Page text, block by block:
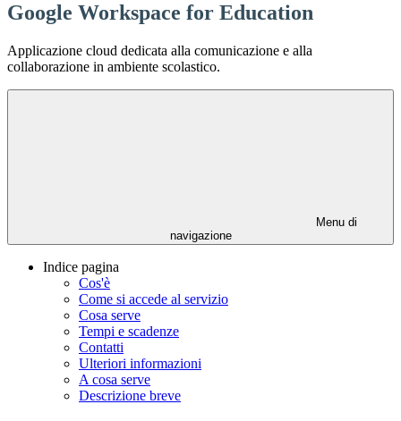
Google Workspace for Education
Applicazione cloud dedicata alla comunicazione e alla
collaborazione in ambiente scolastico.
Menu di
navigazione
Indice pagina
Cos'è
Come si accede al servizio
Cosa serve
Tempi e scadenze
Contatti
Ulteriori informazioni
A cosa serve
Descrizione breve